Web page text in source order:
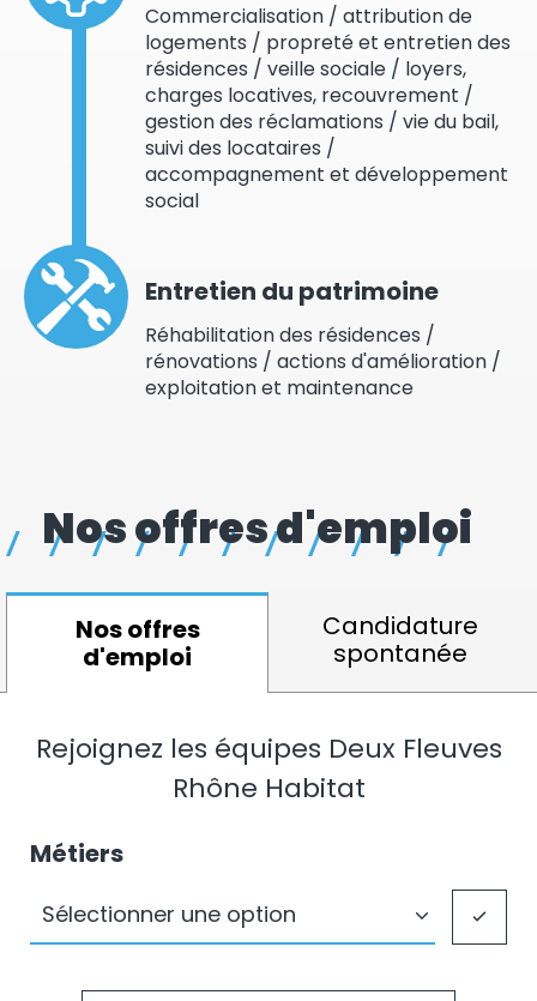
Commercialisation / attribution de
logements / propreté et entretien des
résidences / veille sociale / loyers,
charges locatives, recouvrement /
gestion des réclamations / vie du bail,
suivi des locataires /
accompagnement et développement
social
Entretien du patrimoine
Réhabilitation des résidences /
rénovations / actions d'amélioration /
exploitation et maintenance
Nos offres d'emploi
Nos offres
d'emploi
Candidature
spontanée
Rejoignez les équipes Deux Fleuves
Rhône Habitat
Métiers